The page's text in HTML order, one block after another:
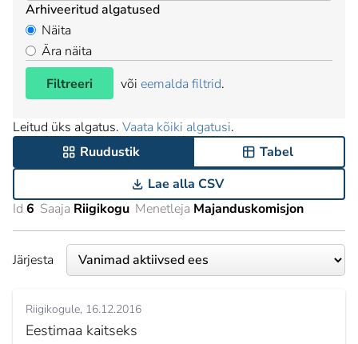
Arhiveeritud algatused
Näita
Ära näita
Filtreeri
või eemalda filtrid.
Leitud üks algatus. Vaata kõiki algatusi.
Ruudustik
Tabel
Lae alla CSV
Id 6 Saaja Riigikogu Menetleja Majanduskomisjon
Järjesta
Riigikogule 16.12.2016
Eestimaa kaitseks